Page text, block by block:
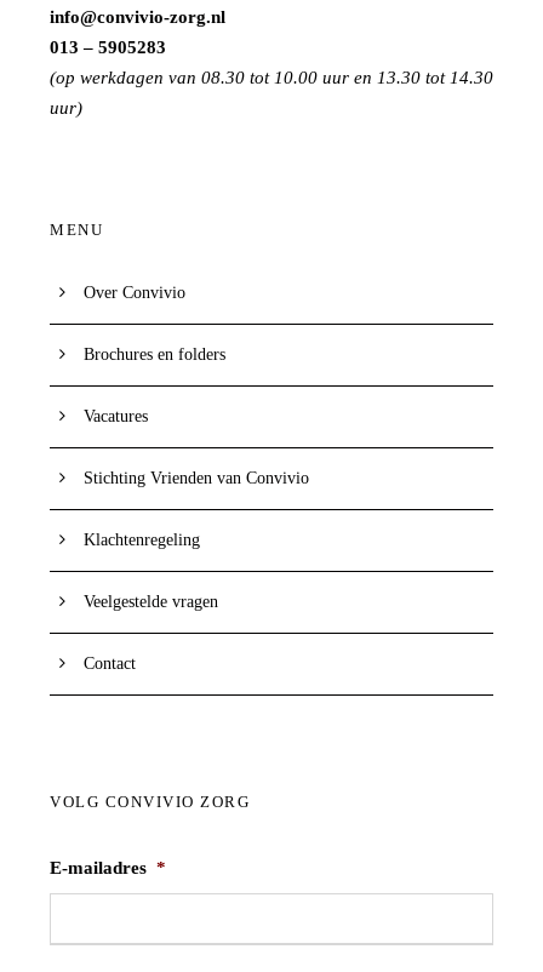
info@convivio-zorg.nl
013 – 5905283
(op werkdagen van 08.30 tot 10.00 uur en 13.30 tot 14.30
uur)
MENU
Over Convivio
Brochures en folders
Vacatures
Stichting Vrienden van Convivio
Klachtenregeling
Veelgestelde vragen
Contact
VOLG CONVIVIO ZORG
E-mailadres *